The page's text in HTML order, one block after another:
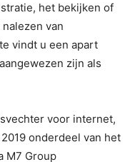
het bekijken of
van
vindt u een apart
zijn als
voor internet,
onderdeel van het
M7 Group